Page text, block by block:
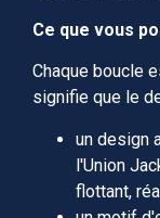
Ce que vous
Chaque boucle
signifie que le
un design
l'Union
flottant,